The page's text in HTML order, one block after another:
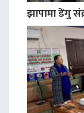
झापामा डेंगु